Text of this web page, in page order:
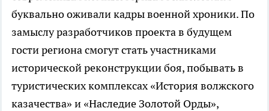
буквально оживали кадры военной хроники. По
замыслу разработчиков проекта в будущем
гости региона смогут стать участниками
исторической реконструкции боя, побывать в
туристических комплексах «История волжского
казачества» и «Наследие Золотой Орды»,